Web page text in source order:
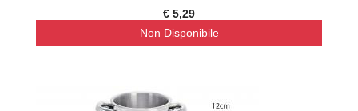
€ 5,29
Non Disponibile